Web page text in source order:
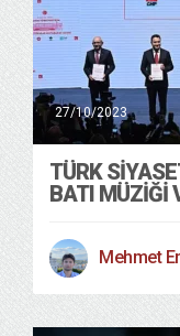
27/10/2023
TÜRK
BATI MÜZIĞI
Mehmet